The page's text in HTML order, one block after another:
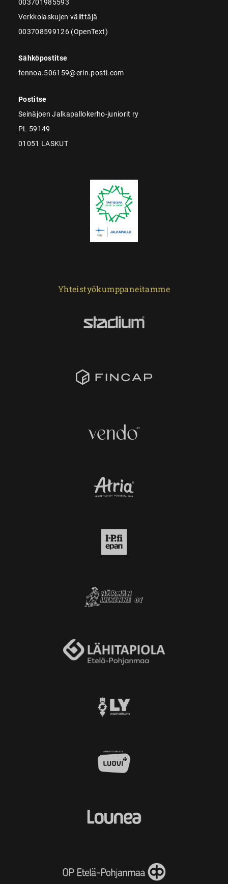
003701985593
Verkkolaskujen välittäjä
003708599126 (OpenText)
Sähköpostitse
fennoa.506159@erin.posti.com
Postitse
Seinäjoen Jalkapallokerho-juniorit ry
PL 59149
01051 LASKUT
Yhteistyökumppaneitamme